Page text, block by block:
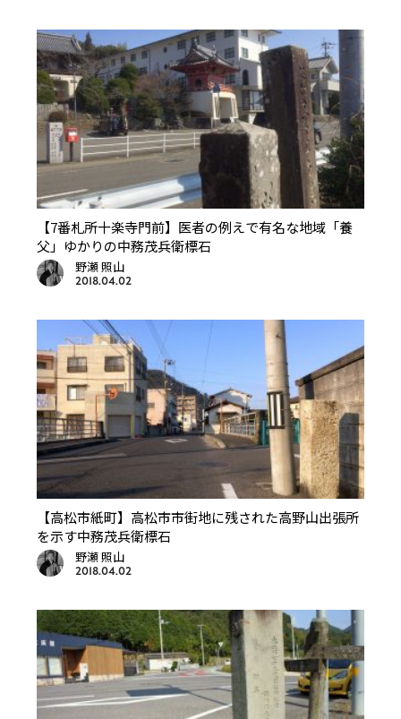
【7番札所十楽寺門前】医者の例えで有名な地域「養
父」ゆかりの中務茂兵衛標石
野瀬 照山
2018.04.02
【高松市紙町】高松市市街地に残された高野山出張所
を示す中務茂兵衛標石
野瀬 照山
2018.04.02